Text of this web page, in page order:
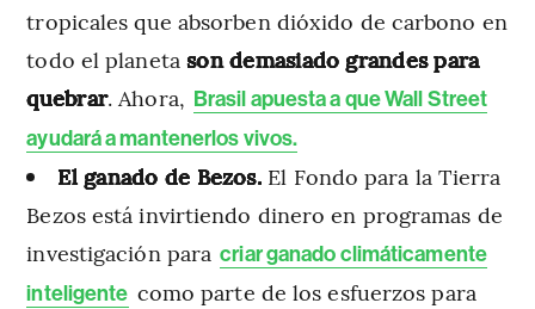
tropicales que absorben dióxido de carbono en
todo el planetason demasiado grandes para
quebrar. Ahora, Brasil apuesta a que Wall Street
ayudará a mantenerlos vivos.
El ganado de Bezos. El Fondo para la Tierra
Bezos está invirtiendo dinero en programas de
investigación para criar ganado climáticamente
inteligente como parte de los esfuerzos para